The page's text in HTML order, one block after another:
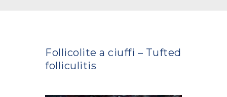
Follicolite a ciuffi – Tufted
folliculitis